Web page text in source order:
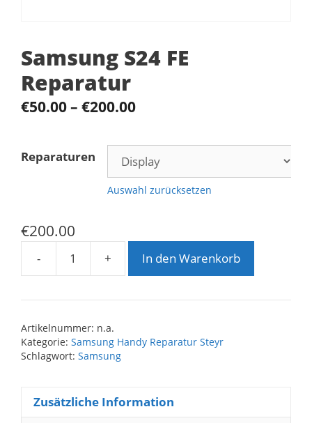
Samsung S24 FE
Reparatur
€50.00– €200.00
Reparaturen
Auswahl zurücksetzen
€200.00
-
Samsung
FE
Menge
+ In den Warenkorb
Artikelnummer: n.a.
Kategorie: Samsung Handy Reparatur Steyr
Schlagwort: Samsung
Zusätzliche Information